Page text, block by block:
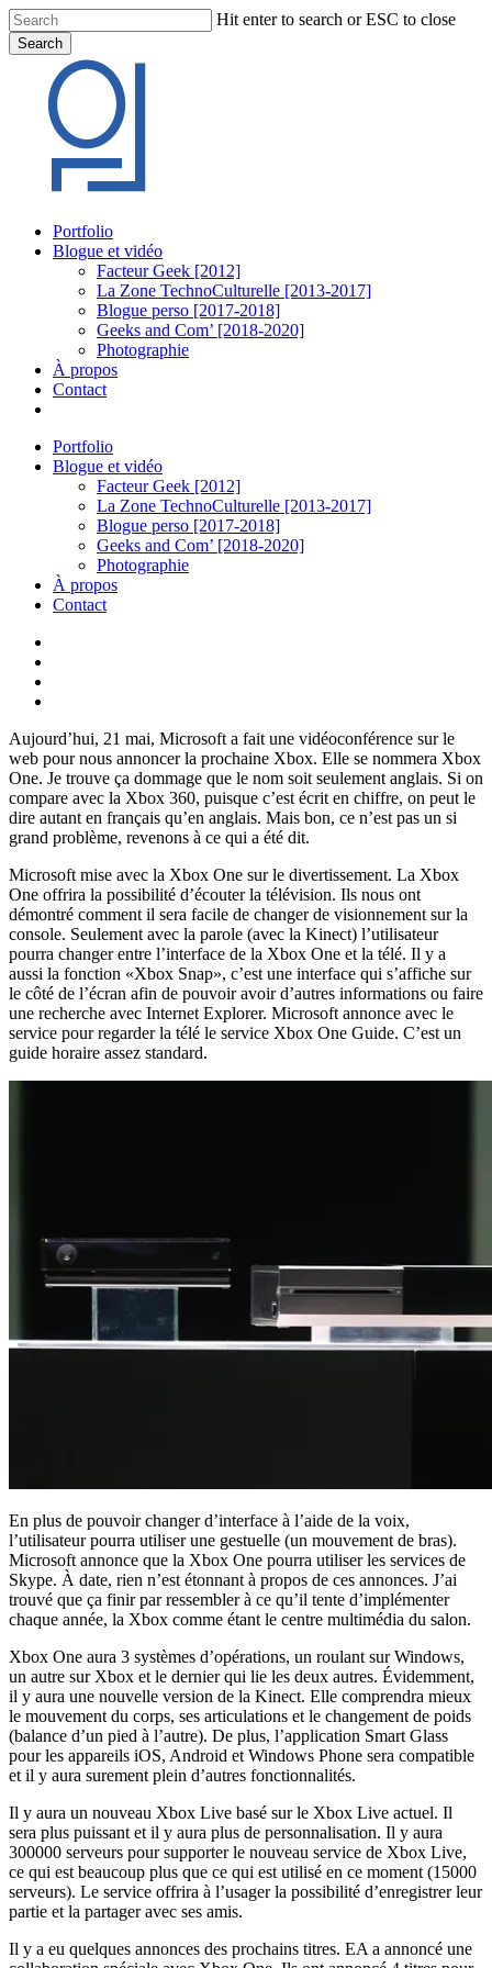
Skip
to
main
content
Hit enter to search or ESC to close
Search
Search
Menu
Portfolio
Blogue et vidéo
Facteur Geek [2012]
La Zone TechnoCulturelle [2013-2017]
Blogue perso [2017-2018]
Geeks and Com’ [2018-2020]
Photographie
À propos
Contact
Portfolio
Blogue et vidéo
Facteur Geek [2012]
La Zone TechnoCulturelle [2013-2017]
Blogue perso [2017-2018]
Geeks and Com’ [2018-2020]
Photographie
À propos
Contact
Aujourd’hui, 21 mai, Microsoft a fait une vidéoconférence sur le
web pour nous annoncer la prochaine Xbox. Elle se nommera Xbox
One. Je trouve ça dommage que le nom soit seulement anglais. Si on
compare avec la Xbox 360, puisque c’est écrit en chiffre, on peut le
dire autant en français qu’en anglais. Mais bon, ce n’est pas un si
grand problème, revenons à ce qui a été dit.
Microsoft mise avec la Xbox One sur le divertissement. La Xbox
One offrira la possibilité d’écouter la télévision. Ils nous ont
démontré comment il sera facile de changer de visionnement sur la
console. Seulement avec la parole (avec la Kinect) l’utilisateur
pourra changer entre l’interface de la Xbox One et la télé. Il y a
aussi la fonction «Xbox Snap», c’est une interface qui s’affiche sur
le côté de l’écran afin de pouvoir avoir d’autres informations ou faire
une recherche avec Internet Explorer. Microsoft annonce avec le
service pour regarder la télé le service Xbox One Guide. C’est un
guide horaire assez standard.
En plus de pouvoir changer d’interface à l’aide de la voix,
l’utilisateur pourra utiliser une gestuelle (un mouvement de bras).
Microsoft annonce que la Xbox One pourra utiliser les services de
Skype. À date, rien n’est étonnant à propos de ces annonces. J’ai
trouvé que ça finir par ressembler à ce qu’il tente d’implémenter
chaque année, la Xbox comme étant le centre multimédia du salon.
Xbox One aura 3 systèmes d’opérations, un roulant sur Windows,
un autre sur Xbox et le dernier qui lie les deux autres. Évidemment,
il y aura une nouvelle version de la Kinect. Elle comprendra mieux
le mouvement du corps, ses articulations et le changement de poids
(balance d’un pied à l’autre). De plus, l’application Smart Glass
pour les appareils iOS, Android et Windows Phone sera compatible
et il y aura surement plein d’autres fonctionnalités.
Il y aura un nouveau Xbox Live basé sur le Xbox Live actuel. Il
sera plus puissant et il y aura plus de personnalisation. Il y aura
300000 serveurs pour supporter le nouveau service de Xbox Live,
ce qui est beaucoup plus que ce qui est utilisé en ce moment (15000
serveurs). Le service offrira à l’usager la possibilité d’enregistrer leur
partie et la partager avec ses amis.
Il y a eu quelques annonces des prochains titres. EA a annoncé une